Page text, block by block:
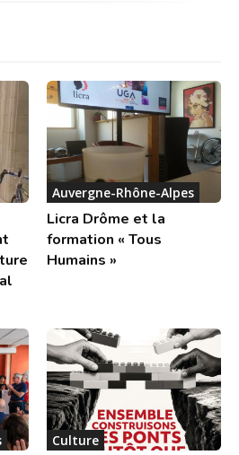
Auvergne-Rhône-Alpes
Licra Drôme et la
formation « Tous
Humains »
Culture